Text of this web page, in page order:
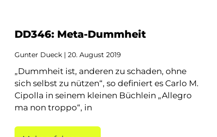
DD346: Meta-Dummheit
Gunter Dueck 20. August 2019
„Dummheit ist, anderen zu schaden, ohne
sich selbst zu nützen“, so definiert es Carlo M.
Cipolla in seinem kleinen Büchlein „Allegro
ma non troppo“, in